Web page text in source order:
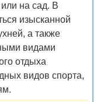
на сад. В
изысканной
а также
видами
отдыха
видов спорта,